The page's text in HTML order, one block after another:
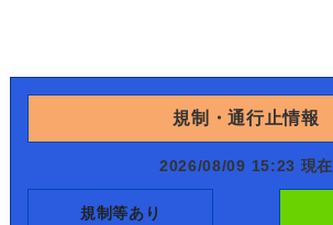
規制・通行止情報
2026/08/09 15:23 現在
規制等あり